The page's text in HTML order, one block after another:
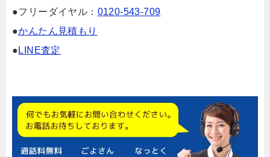
●フリーダイヤル： 0120-543-709
●かんたん見積もり
● LINE査定